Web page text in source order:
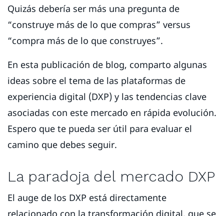
Quizás debería ser más una pregunta de
“construye más de lo que compras” versus
“compra más de lo que construyes”.
En esta publicación de blog, comparto algunas
ideas sobre el tema de las plataformas de
experiencia digital (DXP) y las tendencias clave
asociadas con este mercado en rápida evolución.
Espero que te pueda ser útil para evaluar el
camino que debes seguir.
La paradoja del mercado DXP
El auge de los DXP está directamente